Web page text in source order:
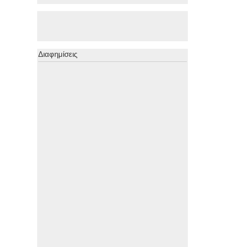
Διαφημίσεις